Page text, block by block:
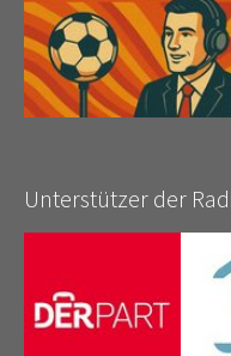
Unterstützer der